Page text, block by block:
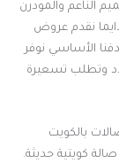
الناعم والمودرن
نقدم عروض
الأساسي نوفر
وتطلب تسعيرة
بالكويت
كويتية حديثة.